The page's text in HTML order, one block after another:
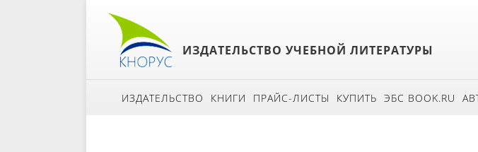
ИЗДАТЕЛЬСТВО УЧЕБНОЙ ЛИТЕРАТУРЫ
ИЗДАТЕЛЬСТВО КНИГИ ПРАЙС-ЛИСТЫ КУПИТЬ ЭБС BOOK.RU